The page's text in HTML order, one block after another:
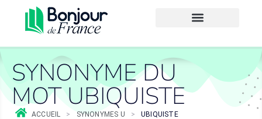
SYNONYME DU
MOT UBIQUISTE
ACCUEIL > SYNONYMES U > UBIQUISTE